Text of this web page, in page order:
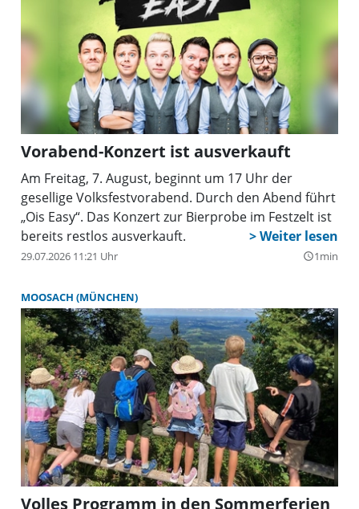
Vorabend-Konzert ist ausverkauft
Am Freitag, 7. August, beginnt um 17 Uhr der
gesellige Volksfestvorabend. Durch den Abend führt
„Ois Easy“. Das Konzert zur Bierprobe im Festzelt ist
bereits restlos ausverkauft.
29.07.2026 11:21 Uhr query_builder1min
MOOSACH (MÜNCHEN)
Volles Programm in den Sommerferien